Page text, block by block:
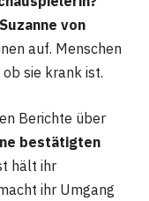
von
auf. Menschen
sie krank ist.
Berichte über
bestätigten
hält ihr
ihr Umgang